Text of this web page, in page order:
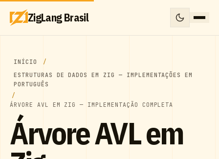
ZigLang Brasil
INÍCIO
ESTRUTURAS DE DADOS EM ZIG — IMPLEMENTAÇÕES EM
PORTUGUÊS
ÁRVORE AVL EM ZIG — IMPLEMENTAÇÃO COMPLETA
Árvore AVL em